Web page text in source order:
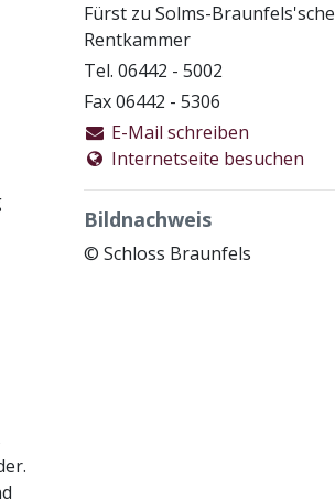
Fürst zu Solms-Braunfels'sche
Rentkammer
Tel. 06442 - 5002
Fax 06442 - 5306
E-Mail schreiben
Internetseite besuchen
Bildnachweis
© Schloss Braunfels